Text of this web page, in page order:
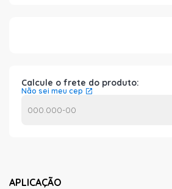
Calcule o frete do produto:
Não sei meu cep
APLICAÇÃO